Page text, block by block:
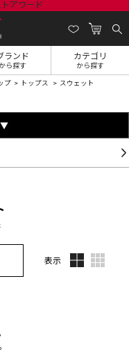
ランド
ら探す
カテゴリ
から探す
プ トップス スウェット
▼
表示